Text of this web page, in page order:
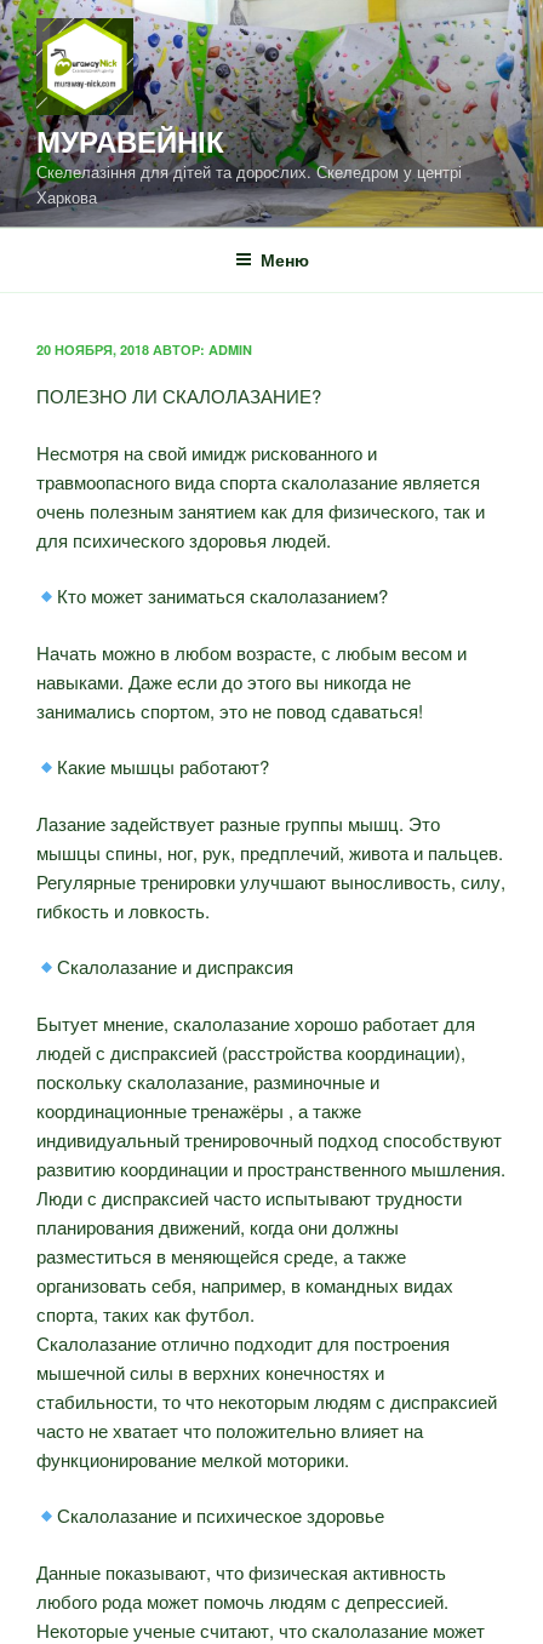
Перейти
к
содержимому
МУРАВЕЙНІК
Скелелазіння для дітей та дорослих. Скеледром у центрі
Харкова
Меню
ОПУБЛИКОВАНО
20 НОЯБРЯ, 2018 АВТОР: ADMIN
ПОЛЕЗНО ЛИ СКАЛОЛАЗАНИЕ?
Несмотря на свой имидж рискованного и
травмоопасного вида спорта скалолазание является
очень полезным занятием как для физического, так и
для психического здоровья людей.
Кто может заниматься скалолазанием?
Начать можно в любом возрасте, с любым весом и
навыками. Даже если до этого вы никогда не
занимались спортом, это не повод сдаваться!
Какие мышцы работают?
Лазание задействует разные группы мышц. Это
мышцы спины, ног, рук, предплечий, живота и пальцев.
Регулярные тренировки улучшают выносливость, силу,
гибкость и ловкость.
Скалолазание и диспраксия
Бытует мнение, скалолазание хорошо работает для
людей с диспраксией (расстройства координации),
поскольку скалолазание, разминочные и
координационные тренажёры , а также
индивидуальный тренировочный подход способствуют
развитию координации и пространственного мышления.
Люди с диспраксией часто испытывают трудности
планирования движений, когда они должны
разместиться в меняющейся среде, а также
организовать себя, например, в командных видах
спорта, таких как футбол.
Скалолазание отлично подходит для построения
мышечной силы в верхних конечностях и
стабильности, то что некоторым людям с диспраксией
часто не хватает что положительно влияет на
функционирование мелкой моторики.
Скалолазание и психическое здоровье
Данные показывают, что физическая активность
любого рода может помочь людям с депрессией.
Некоторые ученые считают, что скалолазание может